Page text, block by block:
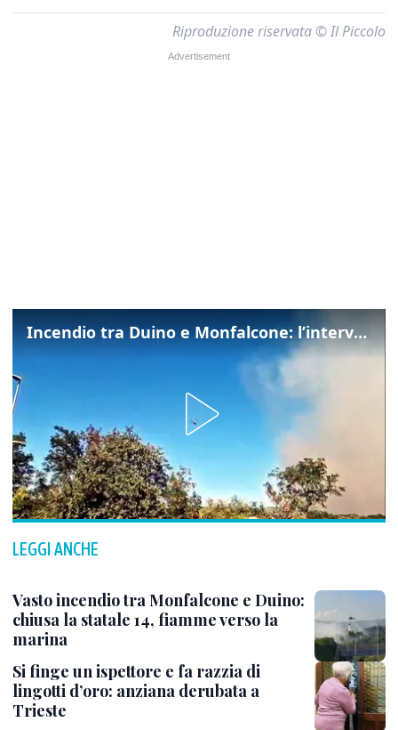
Riproduzione riservata © Il Piccolo
Incendio tra Duino e Monfalcone: l’intervento dei vigili del fuoco
LEGGI ANCHE
Vasto incendio tra Monfalcone e Duino:
chiusa la statale 14, fiamme verso la
marina
Si finge un ispettore e fa razzia di
lingotti d’oro: anziana derubata a
Trieste